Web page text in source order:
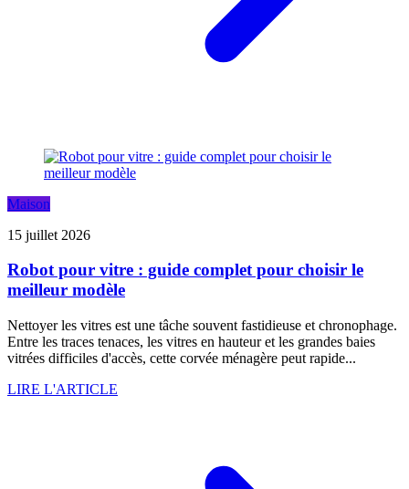
Maison
15 juillet 2026
Robot pour vitre : guide complet pour choisir le
meilleur modèle
Nettoyer les vitres est une tâche souvent fastidieuse et chronophage.
Entre les traces tenaces, les vitres en hauteur et les grandes baies
vitrées difficiles d'accès, cette corvée ménagère peut rapide...
LIRE L'ARTICLE